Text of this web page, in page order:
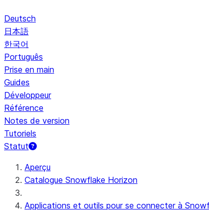
Deutsch
日本語
한국어
Português
Prise en main
Guides
Développeur
Référence
Notes de version
Tutoriels
Statut
Aperçu
Catalogue Snowflake Horizon
Applications et outils pour se connecter à